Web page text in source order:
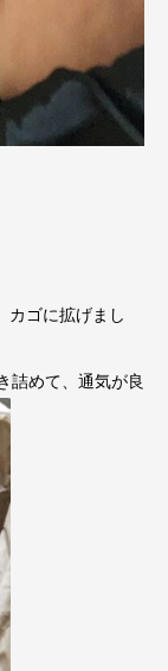
カゴに拡げまし
詰めて、通気が良